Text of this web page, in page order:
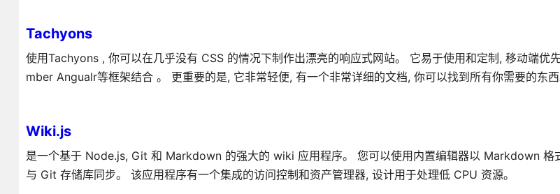
Tachyons
使用Tachyons , 你可以在几乎没有 CSS 的情况下制作出漂亮的响应式网站。 它易于使用和定制, 移动端优
mber Angualr等框架结合 。 更重要的是, 它非常轻便, 有一个非常详细的文档, 你可以找到所有你需要的东
Wiki.js
是一个基于 Node.js, Git 和 Markdown 的强大的 wiki 应用程序。 您可以使用内置编辑器以 Markdown 格
与 Git 存储库同步。 该应用程序有一个集成的访问控制和资产管理器, 设计用于处理低 CPU 资源。